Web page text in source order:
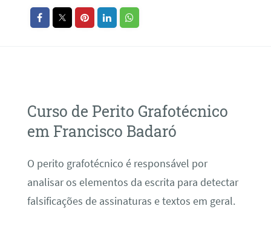
Curso de Perito Grafotécnico
em Francisco Badaró
O perito grafotécnico é responsável por
analisar os elementos da escrita para detectar
falsificações de assinaturas e textos em geral.